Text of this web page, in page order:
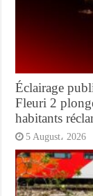
Éclairage
Fleuri 2
habitants
5 August، 2026